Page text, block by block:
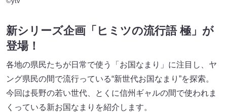
新シリーズ企画「ヒミツの流行語 極」が
登場！
各地の県民たちが日常で使う「お国なまり」に注目し、ヤ
ング県民の間で流行っている“新世代お国なまり”を探索。
今回は長野の若い世代、とくに信州ギャルの間で使われま
くっている新お国なまりを紹介します。